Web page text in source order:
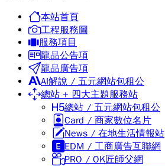
本站首頁
工程服務圖
服務項目
龍品公告項
龍品廣告項
AI解說 / 五元網站包租公
總站 + 四大主題服務站
總站 / 五元網站包租公
Card / 商家數位名片
News / 在地生活情報站
EDM / 工商廣告互聯網
PRO / OK匠師父網